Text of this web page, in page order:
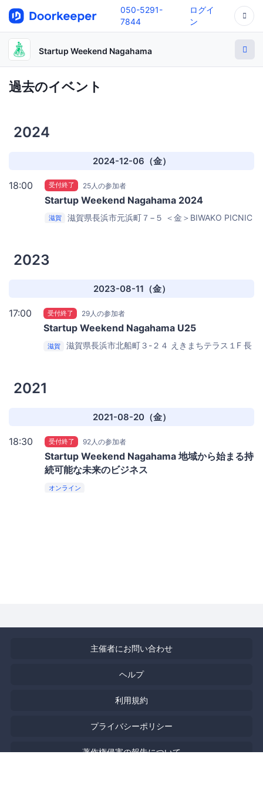
050-5291-
7844
ログイ
ン
Startup Weekend Nagahama
過去のイベント
2024
2024-12-06（金）
18:00 受付終了 25人の参加者
Startup Weekend Nagahama 2024
滋賀 滋賀県長浜市元浜町７−５ ＜金＞BIWAKO PICNIC
2023
2023-08-11（金）
17:00 受付終了 29人の参加者
Startup Weekend Nagahama U25
滋賀 滋賀県長浜市北船町３-２４ えきまちテラス１F 長
2021
2021-08-20（金）
18:30 受付終了 92人の参加者
Startup Weekend Nagahama 地域から始まる持
続可能な未来のビジネス
オンライン
主催者にお問い合わせ
ヘルプ
利用規約
プライバシーポリシー
著作権侵害の報告について